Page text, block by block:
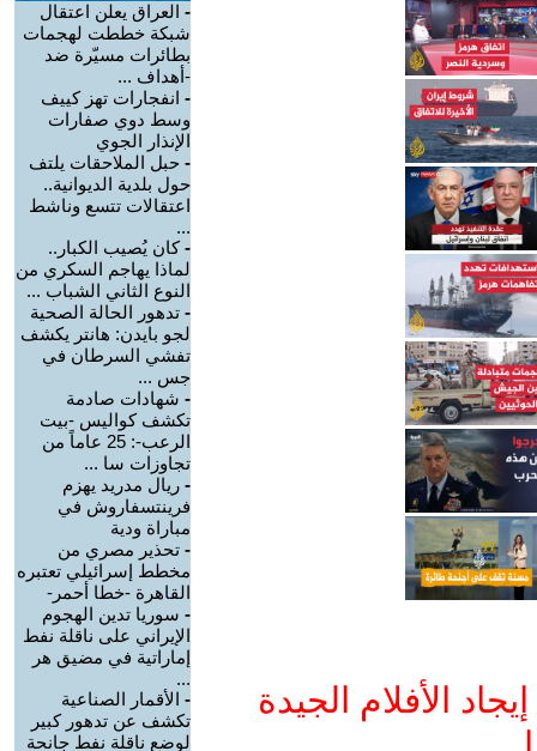
الأفلام الجيدة
- العراق يعلن اعتقال
شبكة خططت لهجمات
بطائرات مسيّرة ضد
-أهداف ...
- انفجارات تهز كييف
وسط دوي صفارات
الإنذار الجوي
- حبل الملاحقات يلتف
حول بلدية الديوانية..
اعتقالات تتسع وناشط
...
-كان يُصيب الكبار..
لماذا يهاجم السكري من
النوع الثاني الشباب ...
- تدهور الحالة الصحية
لجو بايدن: هانتر يكشف
تفشي السرطان في
جس ...
- شهادات صادمة
تكشف كواليس -بيت
الرعب-: 25 عاماً من
تجاوزات سا ...
- ريال مدريد يهزم
فرينتسفاروش في
مباراة ودية
- تحذير مصري من
مخطط إسرائيلي تعتبره
القاهرة -خطا أحمر-
- سوريا تدين الهجوم
الإيراني على ناقلة نفط
إماراتية في مضيق هر
...
- الأقمار الصناعية
تكشف عن تدهور كبير
لوضع ناقلة نفط جانحة